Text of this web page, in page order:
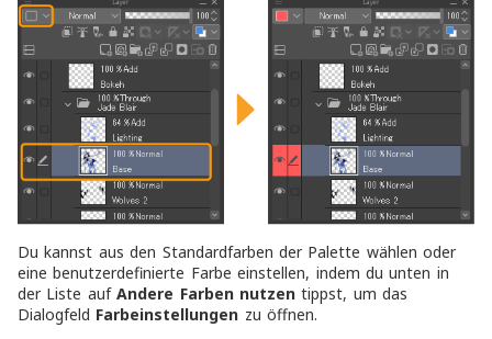
Du kannst aus den Standardfarben der Palette wählen oder
eine benutzerdefinierte Farbe einstellen, indem du unten in
der Liste aufAndere Farben nutzen tippst, um das
Dialogfeld Farbeinstellungen zu öffnen.